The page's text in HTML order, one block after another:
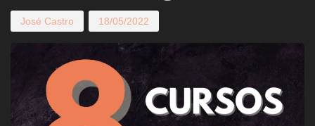
José Castro 18/05/2022